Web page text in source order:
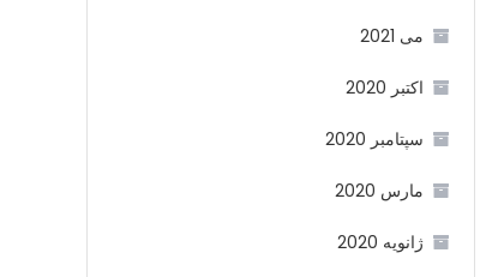
می 2021
اکتبر 2020
سپتامبر 2020
مارس 2020
ژانویه 2020